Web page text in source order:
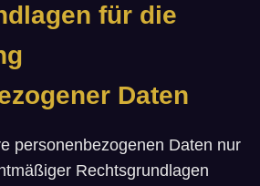
für die
Daten
personenbezogenen Daten nur
Rechtsgrundlagen